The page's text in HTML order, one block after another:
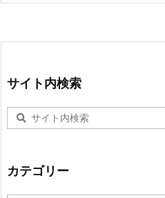
サイト内検索
カテゴリー